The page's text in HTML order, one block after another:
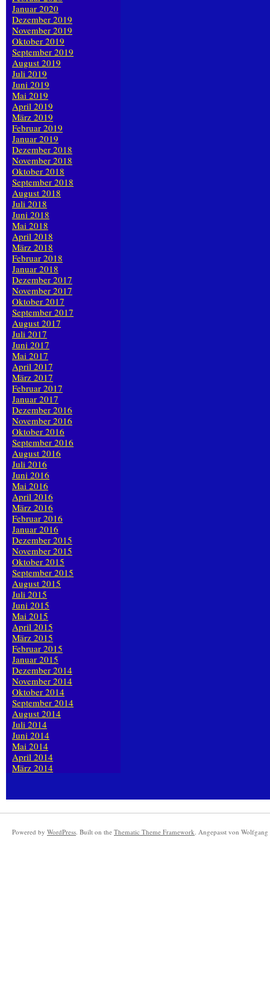
Januar 2020
Dezember 2019
November 2019
Oktober 2019
September 2019
August 2019
Juli 2019
Juni 2019
Mai 2019
April 2019
März 2019
Februar 2019
Januar 2019
Dezember 2018
November 2018
Oktober 2018
September 2018
August 2018
Juli 2018
Juni 2018
Mai 2018
April 2018
März 2018
Februar 2018
Januar 2018
Dezember 2017
November 2017
Oktober 2017
September 2017
August 2017
Juli 2017
Juni 2017
Mai 2017
April 2017
März 2017
Februar 2017
Januar 2017
Dezember 2016
November 2016
Oktober 2016
September 2016
August 2016
Juli 2016
Juni 2016
Mai 2016
April 2016
März 2016
Februar 2016
Januar 2016
Dezember 2015
November 2015
Oktober 2015
September 2015
August 2015
Juli 2015
Juni 2015
Mai 2015
April 2015
März 2015
Februar 2015
Januar 2015
Dezember 2014
November 2014
Oktober 2014
September 2014
August 2014
Juli 2014
Juni 2014
Mai 2014
April 2014
März 2014
Powered by WordPress. Built on the Thematic Theme Framework. Angepasst von